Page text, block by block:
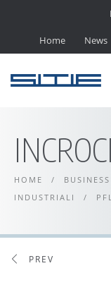
Home News
HOME /
INDUSTRIALI
/
PREV